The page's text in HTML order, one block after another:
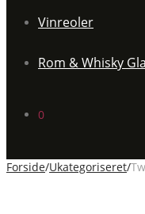
Vinreoler
Rom & Whisky
0
Forside/Ukategoriseret/